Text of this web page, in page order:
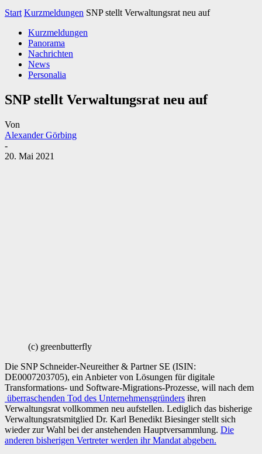
Start Kurzmeldungen SNP stellt Verwaltungsrat neu auf
Kurzmeldungen
Panorama
Nachrichten
News
Personalia
SNP stellt Verwaltungsrat neu auf
Von
Alexander Görbing
-
20. Mai 2021
(c) greenbutterfly
Die SNP Schneider-Neureither & Partner SE (ISIN:
DE0007203705), ein Anbieter von Lösungen für digitale
Transformations- und Software-Migrations-Prozesse, will nach dem
überraschenden Tod des Unternehmensgründers ihren
Verwaltungsrat vollkommen neu aufstellen. Lediglich das bisherige
Verwaltungsratsmitglied Dr. Karl Benedikt Biesinger stellt sich
wieder zur Wahl bei der anstehenden Hauptversammlung. Die
anderen bisherigen Vertreter werden ihr Mandat abgeben.